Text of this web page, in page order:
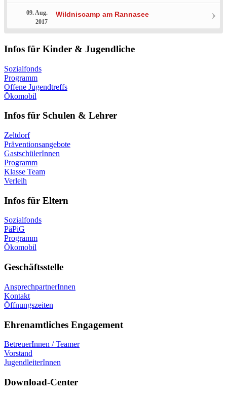
09. Aug.
2017
Wildniscamp am Rannasee
Infos für Kinder & Jugendliche
Sozialfonds
Programm
Offene Jugendtreffs
Ökomobil
Infos für Schulen & Lehrer
Zeltdorf
Präventionsangebote
GastschülerInnen
Programm
Klasse Team
Verleih
Infos für Eltern
Sozialfonds
PäPiG
Programm
Ökomobil
Geschäftsstelle
AnsprechpartnerInnen
Kontakt
Öffnungszeiten
Ehrenamtliches Engagement
BetreuerInnen / Teamer
Vorstand
JugendleiterInnen
Download-Center